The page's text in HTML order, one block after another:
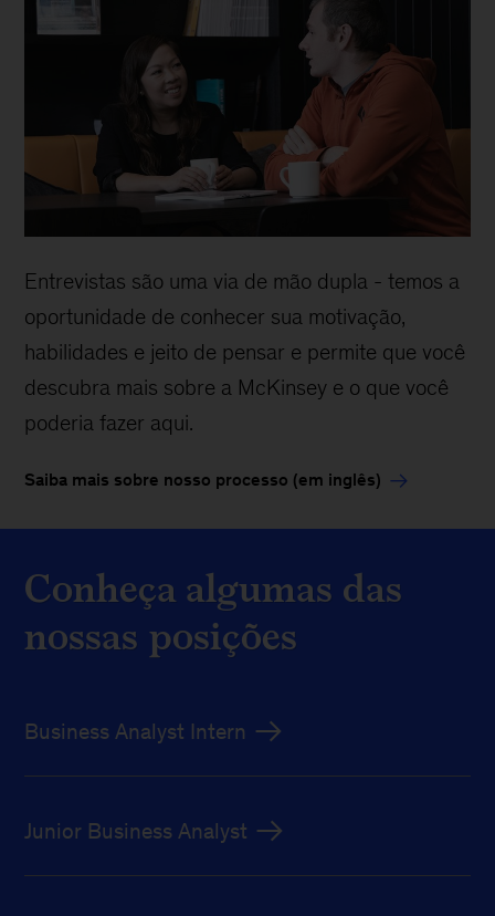
Entrevistas são uma via de mão dupla - temos a
oportunidade de conhecer sua motivação,
habilidades e jeito de pensar e permite que você
descubra mais sobre a McKinsey e o que você
poderia fazer aqui.
Saiba mais sobre nosso processo (em inglês)
Conheça algumas das
nossas posições
Business Analyst Intern
Junior Business Analyst